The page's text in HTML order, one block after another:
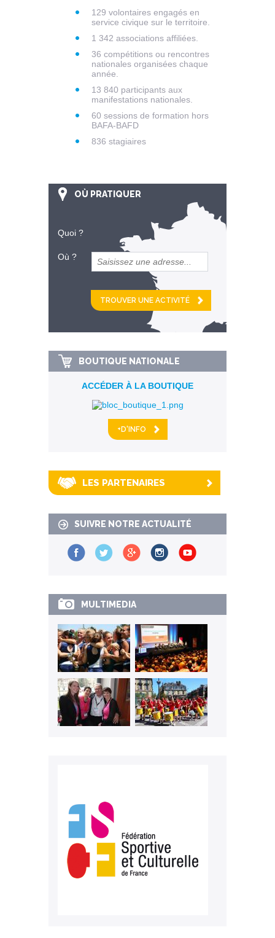
129 volontaires engagés en
service civique sur le territoire.
1 342 associations affiliées.
36 compétitions ou rencontres
nationales organisées chaque
année.
13 840 participants aux
manifestations nationales.
60 sessions de formation hors
BAFA-BAFD
836 stagiaires
OÙ PRATIQUER
Quoi ?
Où ?
et
km alentour
BOUTIQUE NATIONALE
ACCÉDER À LA BOUTIQUE
+D'INFO
LES PARTENAIRES
SUIVRE NOTRE ACTUALITÉ
MULTIMEDIA